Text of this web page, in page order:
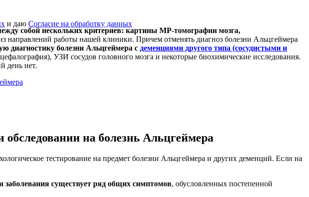
и даю Согласие на обработку данных
собой нескольких критериев: картины МР-томографии мозга,
направлений работы нашей клиники. Причем отменять диагноз болезни Альцгеймера
диагностику болезни Альцгеймера с деменциями другого типа (сосудистыми и
УЗИ сосудов головного мозга и некоторые биохимические исследования.
день нет.
на болезнь Альцгеймера
тестирование на предмет болезни Альцгеймера и других деменций. Если на
существует ряд общих симптомов, обусловленных постепенной